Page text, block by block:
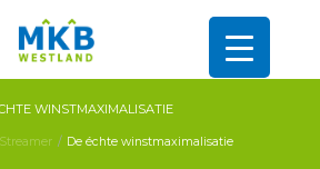
WINSTMAXIMALISATIE
De échte winstmaximalisatie